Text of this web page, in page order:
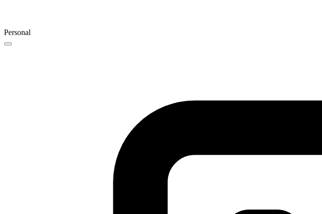
Personal